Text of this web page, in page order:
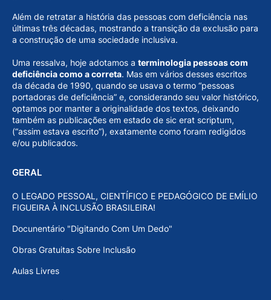
Além de retratar a história das pessoas com deficiência nas
últimas três décadas, mostrando a transição da exclusão para
a construção de uma sociedade inclusiva.
Uma ressalva, hoje adotamos a terminologia pessoas com
deficiência como a correta. Mas em vários desses escritos
da década de 1990, quando se usava o termo “pessoas
portadoras de deficiência” e, considerando seu valor histórico,
optamos por manter a originalidade dos textos, deixando
também as publicações em estado de sic erat scriptum,
(“assim estava escrito”), exatamente como foram redigidos
e/ou publicados.
GERAL
O LEGADO PESSOAL, CIENTÍFICO E PEDAGÓGICO DE EMÍLIO
FIGUEIRA À INCLUSÃO BRASILEIRA!
Docunentário "Digitando Com Um Dedo"
Obras Gratuitas Sobre Inclusão
Aulas Livres